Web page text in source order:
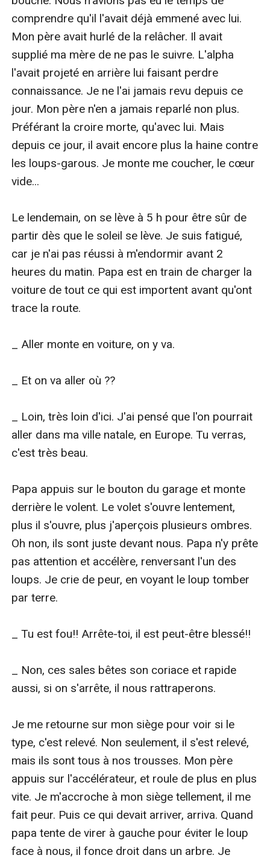
comprendre qu'il l'avait déjà emmené avec lui.
Mon père avait hurlé de la relâcher. Il avait
supplié ma mère de ne pas le suivre. L'alpha
l'avait projeté en arrière lui faisant perdre
connaissance. Je ne l'ai jamais revu depuis ce
jour. Mon père n'en a jamais reparlé non plus.
Préférant la croire morte, qu'avec lui. Mais
depuis ce jour, il avait encore plus la haine contre
les loups-garous. Je monte me coucher, le cœur
vide...
Le lendemain, on se lève à 5 h pour être sûr de
partir dès que le soleil se lève. Je suis fatigué,
car je n'ai pas réussi à m'endormir avant 2
heures du matin. Papa est en train de charger la
voiture de tout ce qui est importent avant qu'ont
trace la route.
_ Aller monte en voiture, on y va.
_ Et on va aller où ??
_ Loin, très loin d'ici. J'ai pensé que l'on pourrait
aller dans ma ville natale, en Europe. Tu verras,
c'est très beau.
Papa appuis sur le bouton du garage et monte
derrière le volent. Le volet s'ouvre lentement,
plus il s'ouvre, plus j'aperçois plusieurs ombres.
Oh non, ils sont juste devant nous. Papa n'y prête
pas attention et accélère, renversant l'un des
loups. Je crie de peur, en voyant le loup tomber
par terre.
_ Tu est fou!! Arrête-toi, il est peut-être blessé!!
_ Non, ces sales bêtes son coriace et rapide
aussi, si on s'arrête, il nous rattraperons.
Je me retourne sur mon siège pour voir si le
type, c'est relevé. Non seulement, il s'est relevé,
mais ils sont tous à nos trousses. Mon père
appuis sur l'accélérateur, et roule de plus en plus
vite. Je m'accroche à mon siège tellement, il me
fait peur. Puis ce qui devait arriver, arriva. Quand
papa tente de virer à gauche pour éviter le loup
face à nous, il fonce droit dans un arbre. Je